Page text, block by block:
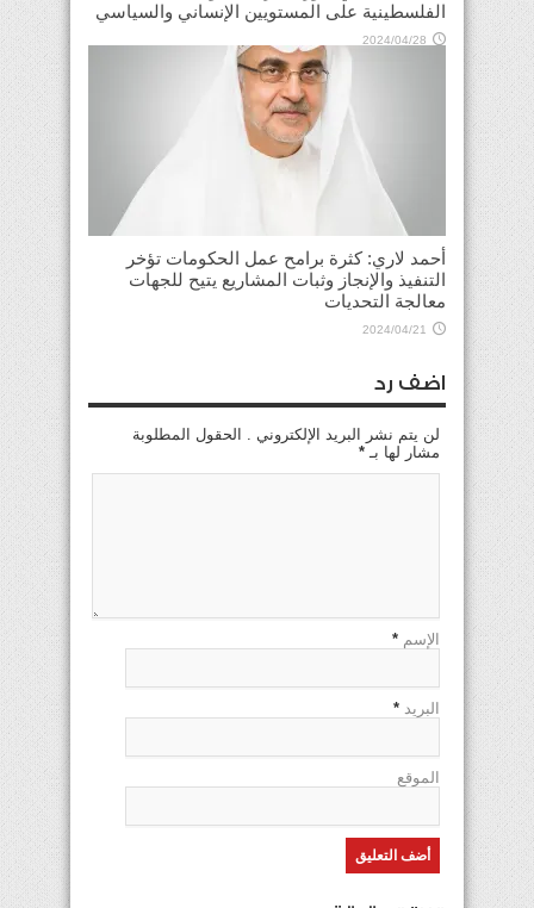
الفلسطينية على المستويين الإنساني والسياسي
2024/04/28
أحمد لاري: كثرة برامح عمل الحكومات تؤخر
التنفيذ والإنجاز وثبات المشاريع يتيح للجهات
معالجة التحديات
2024/04/21
اضف رد
لن يتم نشر البريد الإلكتروني . الحقول المطلوبة
مشار لها بـ *
الإسم *
البريد *
الموقع